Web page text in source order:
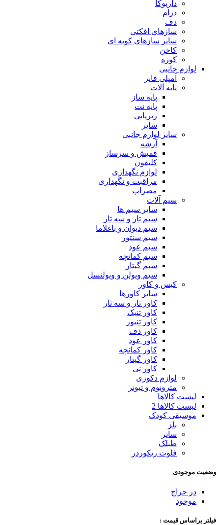
داربوکا
درام
دف
سازهای افکتی
سایر سازهای کوبه ای
کاخن
کوزه
لوازم جانبی
آمپلی فایر
پایه آلات
پایه ساز
پایه نت
زیرپایی
سایر
سایر لوازم جانبی
آرشه
قمیش و سرساز
کلیفون
لوازم نگهداری
مراقبت و نگهداری
مضراب
سیم آلات
سایر سیم ها
سیم تار و سه تار
سیم دیوان و باغلاما
سیم سنتور
سیم عود
سیم کمانچه
سیم گیتار
سیم ویولن و ویولنسل
کیس و کاور
سایر کاورها
کاور تار و سه تار
کاور تنبک
کاور تنبور
کاور دف
کاور عود
کاور کمانچه
کاور گیتار
کاور نی
لوازم دکوری
مترونوم و تیونر
لیست کالاها
لیست کالاها 2
موسیقی کودک
بلز
سایر
طبلک
فلوت ریکوردر
وضعیت موجودی
در حراج
موجود
فیلتر براساس قیمت :